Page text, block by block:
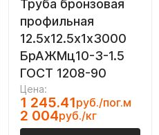
Труба бронзовая
профильная
12.5х12.5х1х3000
БрАЖМц10-3-1.5
ГОСТ 1208-90
Цена:
1 245.41руб./пог.м
2 004руб./кг